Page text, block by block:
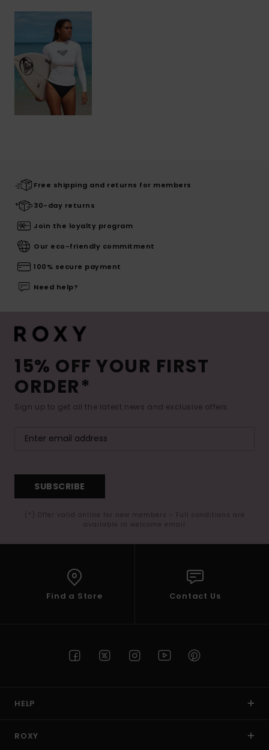
Free shipping and returns for members
30-day returns
Join the loyalty program
Our eco-friendly commitment
100% secure payment
Need help?
15% OFF YOUR FIRST
ORDER*
Sign up to get all the latest news and exclusive offers.
SUBSCRIBE
(*) Offer valid online for new members - Full conditions are
available in welcome email
Find a Store Contact Us
HELP
ROXY